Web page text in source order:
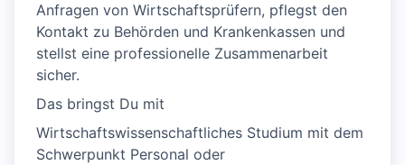
Anfragen von Wirtschaftsprüfern, pflegst den
Kontakt zu Behörden und Krankenkassen und
stellst eine professionelle Zusammenarbeit
sicher.
Das bringst Du mit
Wirtschaftswissenschaftliches Studium mit dem
Schwerpunkt Personal oder